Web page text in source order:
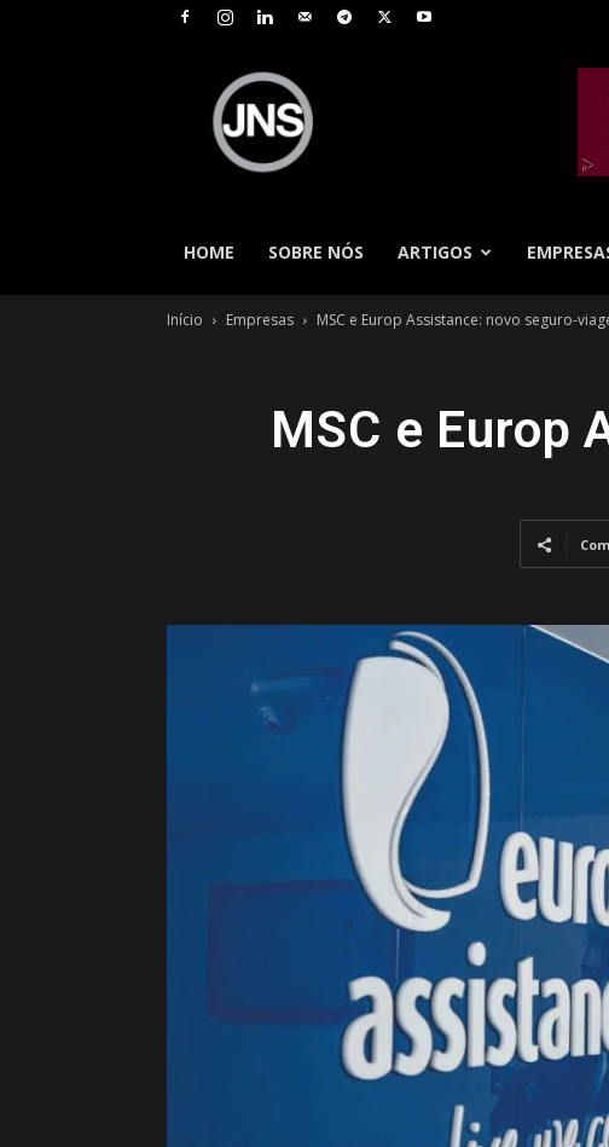
HOME
SOBRE NÓS ARTIGOS
Início Empresas MSC e Europ Assistance: novo seguro-
MSC e Europ